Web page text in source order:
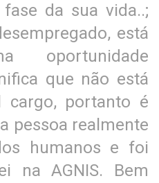
da sua vida..;
está
oportunidade
que não está
portanto é
pessoa realmente
humanos e foi
na AGNIS. Bem